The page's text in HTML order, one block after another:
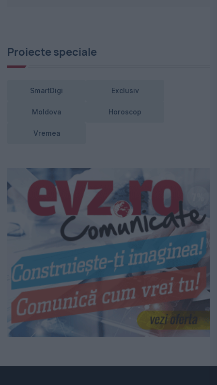
Proiecte speciale
SmartDigi Exclusiv
Moldova Horoscop
Vremea